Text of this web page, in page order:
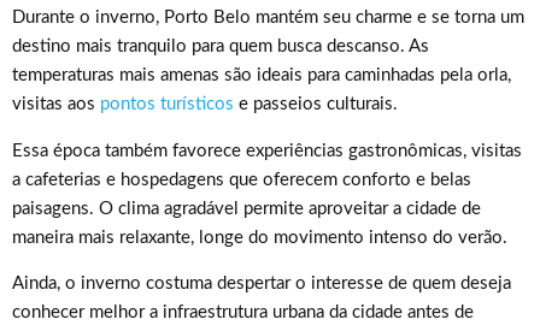
Durante o inverno, Porto Belo mantém seu charme e se torna um
destino mais tranquilo para quem busca descanso. As
temperaturas mais amenas são ideais para caminhadas pela orla,
visitas aos pontos turísticos e passeios culturais.
Essa época também favorece experiências gastronômicas, visitas
a cafeterias e hospedagens que oferecem conforto e belas
paisagens. O clima agradável permite aproveitar a cidade de
maneira mais relaxante, longe do movimento intenso do verão.
Ainda, o inverno costuma despertar o interesse de quem deseja
conhecer melhor a infraestrutura urbana da cidade antes de